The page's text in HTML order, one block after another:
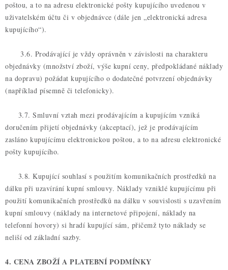
poštou, a to na adresu elektronické pošty kupujícího uvedenou v
uživatelském účtu či v objednávce (dále jen „elektronická adresa
kupujícího“).
3.6. Prodávající je vždy oprávněn v závislosti na charakteru
objednávky (množství zboží, výše kupní ceny, předpokládané náklady
na dopravu) požádat kupujícího o dodatečné potvrzení objednávky
(například písemně či telefonicky).
3.7. Smluvní vztah mezi prodávajícím a kupujícím vzniká
doručením přijetí objednávky (akceptací), jež je prodávajícím
zasláno kupujícímu elektronickou poštou, a to na adresu elektronické
pošty kupujícího.
3.8. Kupující souhlasí s použitím komunikačních prostředků na
dálku při uzavírání kupní smlouvy. Náklady vzniklé kupujícímu při
použití komunikačních prostředků na dálku v souvislosti s uzavřením
kupní smlouvy (náklady na internetové připojení, náklady na
telefonní hovory) si hradí kupující sám, přičemž tyto náklady se
neliší od základní sazby.
4. CENA ZBOŽÍ A PLATEBNÍ PODMÍNKY